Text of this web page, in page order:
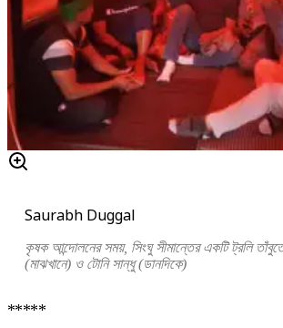
Saurabh Duggal
কৃষক আন্দোলনের সময়, সিংঘু সীমান্তের একটি ট্রলি তাঁবুতে
(মাঝখানে) ও টোনি সান্ধু (ডানদিকে)
*****